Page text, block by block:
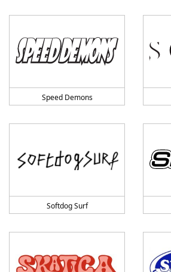
Speed Demons
Softdog Surf